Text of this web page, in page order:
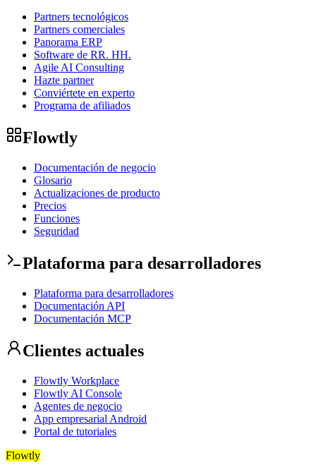
Partners tecnológicos
Partners comerciales
Panorama ERP
Software de RR. HH.
Agile AI Consulting
Hazte partner
Conviértete en experto
Programa de afiliados
Flowtly
Documentación de negocio
Glosario
Actualizaciones de producto
Precios
Funciones
Seguridad
Plataforma para desarrolladores
Plataforma para desarrolladores
Documentación API
Documentación MCP
Clientes actuales
Flowtly Workplace
Flowtly AI Console
Agentes de negocio
App empresarial Android
Portal de tutoriales
Flowtly